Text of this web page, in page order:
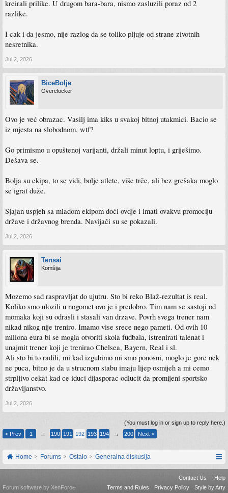
kreirali prilike. U drugom bara-bara, nismo zasluzili poraz od 2
razlike.
I cak i da jesmo, nije razlog da se toliko pljuje od strane zivotnih
nesretnika.
Jul 2, 2026
BiceBolje
Overclocker
Ovo je već obrazac. Vasilj ima kiks u svakoj bitnoj utakmici. Bacio se
iz mjesta na slobodnom, wtf?
Go primismo u opuštenoj varijanti, držali minut loptu, i griješimo.
Dešava se.
Bolja su ekipa, to se vidi, bolje atlete, više trče, ali bez grešaka moglo
se igrat duže.
Sjajan uspjeh sa mladom ekipom doći ovdje i imati ovakvu promociju
države i državnog brenda. Navijači su se pokazali.
Jul 2, 2026
Tensai
Komšija
Mozemo sad raspravljat do ujutru. Sto bi reko Blaž-rezultat is real.
Koliko smo ulozili u nogomet ovo je i predobro. Tim nam se sastoji od
momaka koji su odrasli i stasali van drzave. Povrh svega trener nam
nikad nikog nije treniro. Imamo vise srece nego pameti. Od ovih 10
miliona eura bi se mogla otvoriti skola fudbala, istrenirati talenat i
unajmit trener koji je trenirao Chelsea, Bayern, Real i sl.
Ali sto bi to radili, mi kad izgubimo mi smo ponosni, moglo je gore nek
ne puca, bitno je da u strucnom stabu imaju lijep osmijeh a mi cemo
strpljivo cekat kad ce iduci dijasporac odlucit da promijeni sportsko
državljanstvo.
Jul 2, 2026
(You must log in or sign up to reply here.)
< Prev
1 ← 190 191 192 193 194 → 200 Next >
Home Forums Ostalo Generalna diskusija
Contact Us
Help
Terms and Rules
Privacy Policy Style by Arty
Forum software by XenForo®